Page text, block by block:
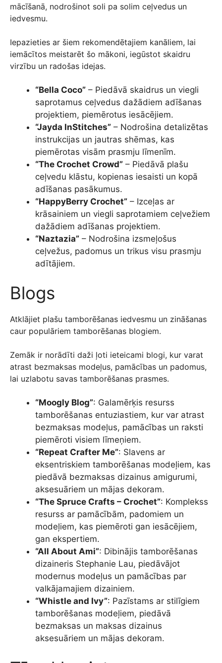
mācīšanā, nodrošinot soli pa solim ceļvedus un
iedvesmu.
Iepazieties ar šiem rekomendētajiem kanāliem, lai
iemācītos meistarēt šo mākoni, iegūstot skaidru
virzību un radošas idejas.
“Bella Coco” – Piedāvā skaidrus un viegli
saprotamus ceļvedus dažādiem adīšanas
projektiem, piemērotus iesācējiem.
“Jayda InStitches” – Nodrošina detalizētas
instrukcijas un jautras shēmas, kas
piemērotas visām prasmju līmenīm.
“The Crochet Crowd” – Piedāvā plašu
ceļvedu klāstu, kopienas iesaisti un kopā
adīšanas pasākumus.
“HappyBerry Crochet” – Izceļas ar
krāsainiem un viegli saprotamiem ceļvežiem
dažādiem adīšanas projektiem.
“Naztazia” – Nodrošina izsmeļošus
ceļvežus, padomus un trikus visu prasmju
adītājiem.
Blogs
Atklājiet plašu tamborēšanas iedvesmu un zināšanas
caur populāriem tamborēšanas blogiem.
Zemāk ir norādīti daži ļoti ieteicami blogi, kur varat
atrast bezmaksas modeļus, pamācības un padomus,
lai uzlabotu savas tamborēšanas prasmes.
“Moogly Blog”: Galamērķis resurss
tamborēšanas entuziastiem, kur var atrast
bezmaksas modeļus, pamācības un raksti
piemēroti visiem līmeņiem.
“Repeat Crafter Me”: Slavens ar
eksentriskiem tamborēšanas modeļiem, kas
piedāvā bezmaksas dizainus amigurumi,
aksesuāriem un mājas dekoram.
“The Spruce Crafts – Crochet”: Komplekss
resurss ar pamācībām, padomiem un
modeļiem, kas piemēroti gan iesācējiem,
gan ekspertiem.
“All About Ami”: Dibinājis tamborēšanas
dizaineris Stephanie Lau, piedāvājot
modernus modeļus un pamācības par
valkājamajiem dizainiem.
“Whistle and Ivy”: Pazīstams ar stilīgiem
tamborēšanas modeļiem, piedāvā
bezmaksas un maksas dizainus
aksesuāriem un mājas dekoram.